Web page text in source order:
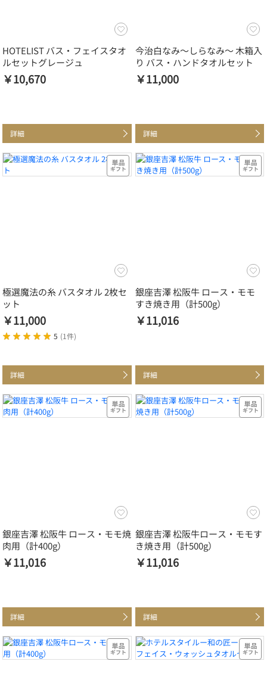
HOTELIST バス・フェイスタオ
ルセットグレージュ
￥10,670
詳細
今治白なみ～しらなみ～ 木箱入
り バス・ハンドタオルセット
￥11,000
詳細
極選魔法の糸 バスタオル 2枚セ
ット
￥11,000
5 (1件)
詳細
銀座吉澤 松阪牛 ロース・モモ
すき焼き用（計500g）
￥11,016
詳細
銀座吉澤 松阪牛 ロース・モモ焼
肉用（計400g）
￥11,016
詳細
銀座吉澤 松阪牛ロース・モモす
き焼き用（計500g）
￥11,016
詳細